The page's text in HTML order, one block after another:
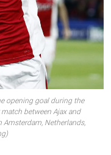
opening goal during the
between Ajax and
Netherlands,